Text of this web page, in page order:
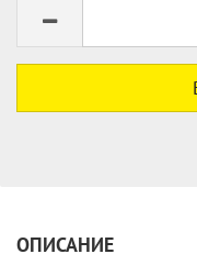
ОПИСАНИЕ